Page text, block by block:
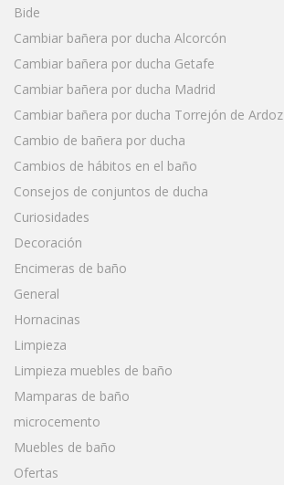
Bide
Cambiar bañera por ducha Alcorcón
Cambiar bañera por ducha Getafe
Cambiar bañera por ducha Madrid
Cambiar bañera por ducha Torrejón de Ardoz
Cambio de bañera por ducha
Cambios de hábitos en el baño
Consejos de conjuntos de ducha
Curiosidades
Decoración
Encimeras de baño
General
Hornacinas
Limpieza
Limpieza muebles de baño
Mamparas de baño
microcemento
Muebles de baño
Ofertas